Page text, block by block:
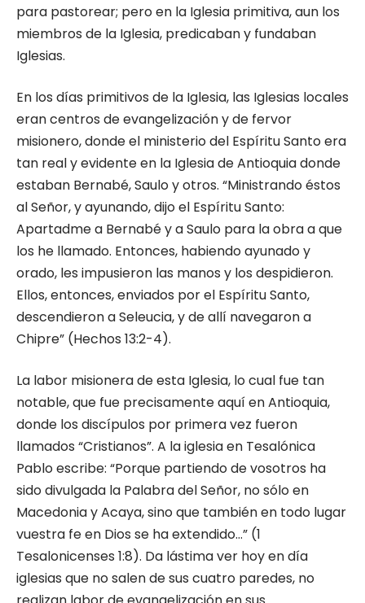
para pastorear; pero en la Iglesia primitiva, aun los
miembros de la Iglesia, predicaban y fundaban
Iglesias.
En los días primitivos de la Iglesia, las Iglesias locales
eran centros de evangelización y de fervor
misionero, donde el ministerio del Espíritu Santo era
tan real y evidente en la Iglesia de Antioquia donde
estaban Bernabé, Saulo y otros. “Ministrando éstos
al Señor, y ayunando, dijo el Espíritu Santo:
Apartadme a Bernabé y a Saulo para la obra a que
los he llamado. Entonces, habiendo ayunado y
orado, les impusieron las manos y los despidieron.
Ellos, entonces, enviados por el Espíritu Santo,
descendieron a Seleucia, y de allí navegaron a
Chipre” (Hechos 13:2-4).
La labor misionera de esta Iglesia, lo cual fue tan
notable, que fue precisamente aquí en Antioquia,
donde los discípulos por primera vez fueron
llamados “Cristianos”. A la iglesia en Tesalónica
Pablo escribe: “Porque partiendo de vosotros ha
sido divulgada la Palabra del Señor, no sólo en
Macedonia y Acaya, sino que también en todo lugar
vuestra fe en Dios se ha extendido…” (1
Tesalonicenses 1:8). Da lástima ver hoy en día
iglesias que no salen de sus cuatro paredes, no